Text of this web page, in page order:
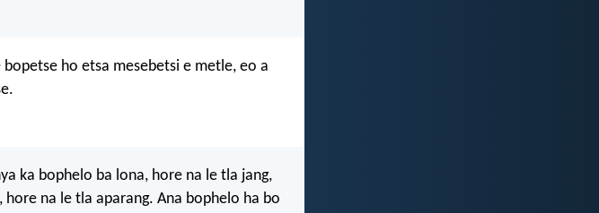
ho etsa mesebetsi e metle, eo a
ka bophelo ba lona, hore na le tla jang,
na le tla aparang. Ana bophelo ha bo